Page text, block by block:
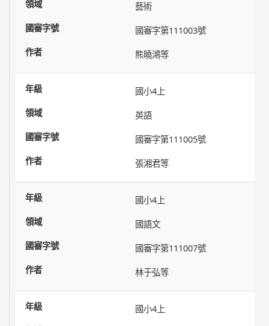
藝術
國審字第111003號
熊曉鴻等
國小4上
英語
國審字第111005號
張湘君等
國小4上
國語文
國審字第111007號
林于弘等
國小4上